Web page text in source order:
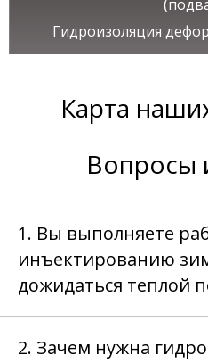
Гидроизоляция
Карта
Вопросы
1. Вы выполняете
инъектированию
дожидаться теплой
2. Зачем нужна